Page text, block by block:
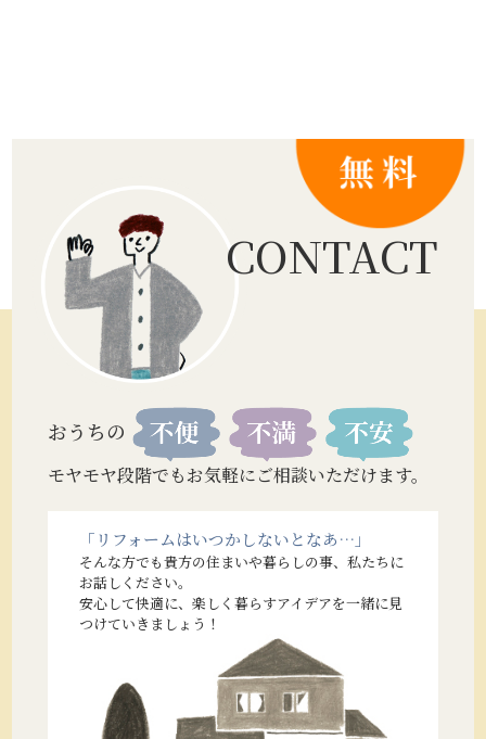
CONTACT
おうちの
モヤモヤ段階でもお気軽にご相談いただけます。
「リフォームはいつかしないとなあ…」
そんな方でも貴方の住まいや暮らしの事、私たちに
お話しください。
安心して快適に、楽しく暮らすアイデアを一緒に見
つけていきましょう！